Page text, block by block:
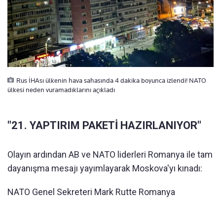
Rus İHAsı ülkenin hava sahasında 4 dakika boyunca izlendi! NATO
ülkesi neden vuramadıklarını açıkladı
"21. YAPTIRIM PAKETİ HAZIRLANIYOR"
Olayın ardından AB ve NATO liderleri Romanya ile tam
dayanışma mesajı yayımlayarak Moskova'yı kınadı:
NATO Genel Sekreteri Mark Rutte Romanya